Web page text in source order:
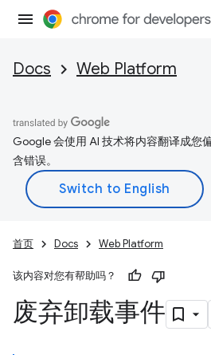
Docs Web Platform
Google 会使用 AI 技术将内容翻译成您
含错误。
首页 Docs Web Platform
该内容对您有帮助吗？
废弃卸载事件